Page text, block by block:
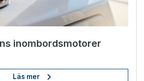
inombordsmotorer
Läs mer